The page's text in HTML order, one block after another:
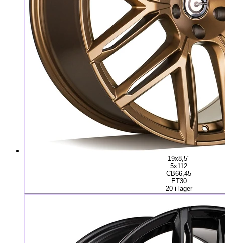
19x8,5"
5x112
CB66,45
ET30
20 i lager